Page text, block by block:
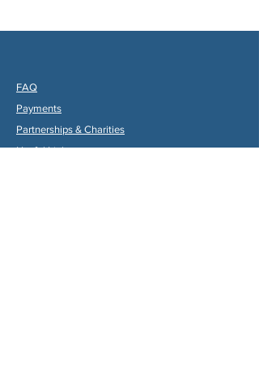
FAQ
Payments
Partnerships & Charities
Useful Links